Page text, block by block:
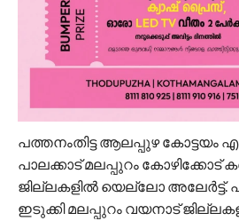
പത്തനംതിട്ട ആലപ്പുഴ
പാലക്കാട് മലപ്പുറം
ജില്ലകളിൽ യെല്ലോ അലേർട്ട്.
ഇടുക്കി മലപ്പുറം വയനാട്